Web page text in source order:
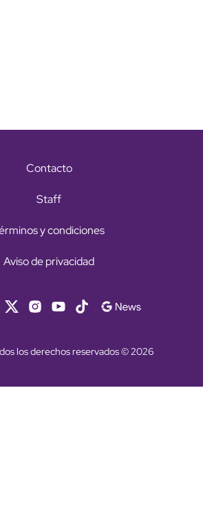
Contacto
Staff
y condiciones
Aviso de privacidad
los derechos reservados © 2026